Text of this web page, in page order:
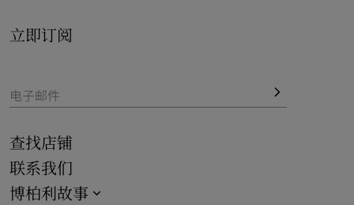
配色活力演绎。精选皮革、反绒面革和橡胶面料匠心打造，
立即订阅
电子邮件
查找店铺
联系我们
博柏利故事